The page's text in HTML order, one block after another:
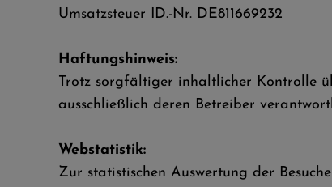
Umsatzsteuer ID.-Nr. DE811669232
Haftungshinweis:
Trotz sorgfältiger inhaltlicher Kontrolle
ausschließlich deren Betreiber
Webstatistik:
Zur statistischen Auswertung der